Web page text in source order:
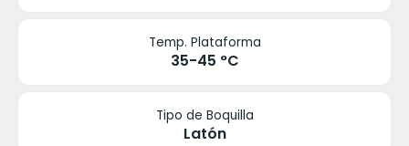
Temp. Plataforma
35-45 °C
Tipo de Boquilla
Latón